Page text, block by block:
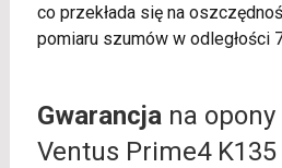
co przekłada się na
pomiaru szumów w odległości
Gwarancjana opony
Ventus Prime4 K135